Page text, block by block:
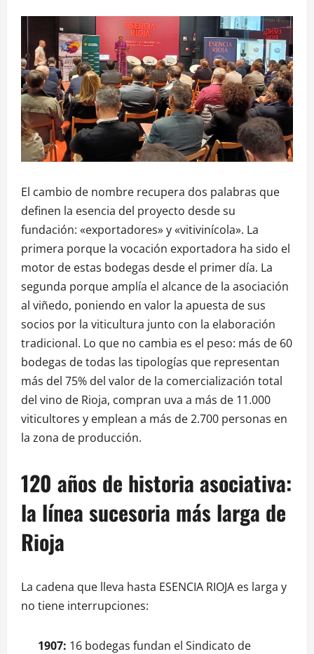
El cambio de nombre recupera dos palabras que
definen la esencia del proyecto desde su
fundación: «exportadores» y «vitivinícola». La
primera porque la vocación exportadora ha sido el
motor de estas bodegas desde el primer día. La
segunda porque amplía el alcance de la asociación
al viñedo, poniendo en valor la apuesta de sus
socios por la viticultura junto con la elaboración
tradicional. Lo que no cambia es el peso: más de 60
bodegas de todas las tipologías que representan
más del 75% del valor de la comercialización total
del vino de Rioja, compran uva a más de 11.000
viticultores y emplean a más de 2.700 personas en
la zona de producción.
120 años de historia asociativa:
la línea sucesoria más larga de
Rioja
La cadena que lleva hasta ESENCIA RIOJA es larga y
no tiene interrupciones:
1907: 16 bodegas fundan el Sindicato de